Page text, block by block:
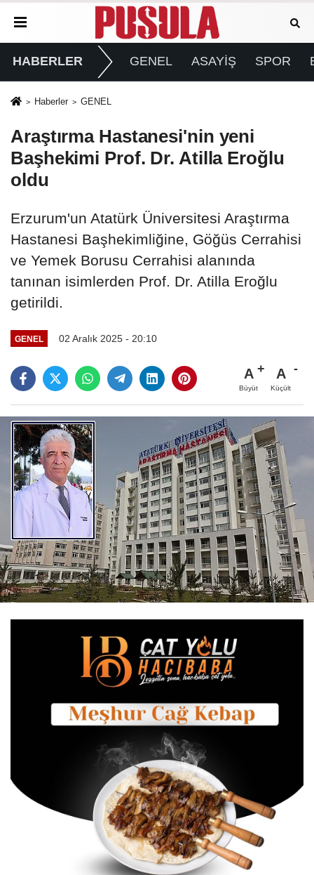
HABERLER GENEL ASAYİŞ SPOR
Haberler GENEL
Araştırma Hastanesi'nin yeni
Başhekimi Prof. Dr. Atilla Eroğlu
oldu
Erzurum'un Atatürk Üniversitesi Araştırma
Hastanesi Başhekimliğine, Göğüs Cerrahisi
ve Yemek Borusu Cerrahisi alanında
tanınan isimlerden Prof. Dr. Atilla Eroğlu
getirildi.
GENEL 02 Aralık 2025 - 20:10
A
Büyüt
A
Küçült